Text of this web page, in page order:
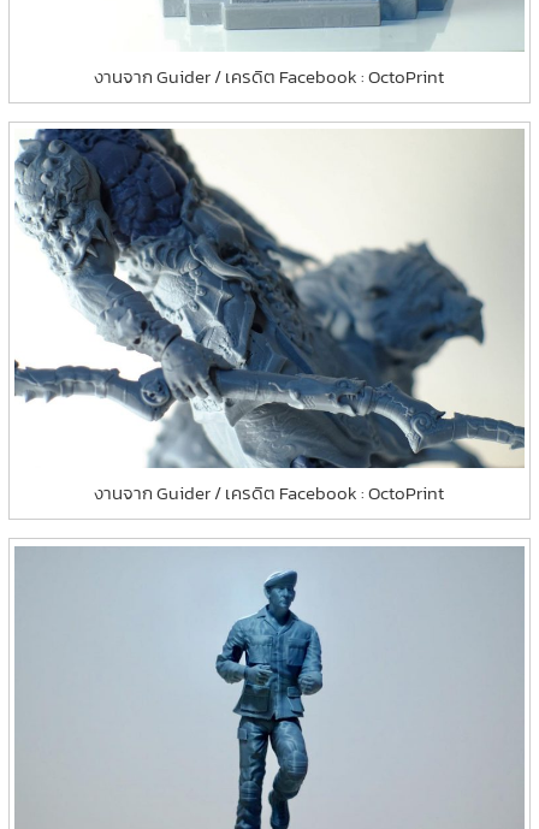
งานจาก Guider / เครดิต Facebook : OctoPrint
งานจาก Guider / เครดิต Facebook : OctoPrint